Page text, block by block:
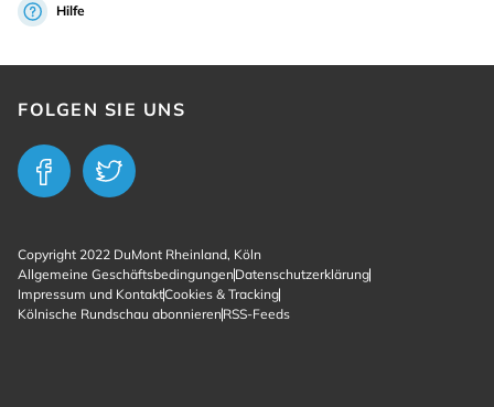
Hilfe
FOLGEN SIE UNS
Copyright 2022 DuMont Rheinland, Köln
Allgemeine GeschäftsbedingungenDatenschutzerklärung
Impressum und KontaktCookies & Tracking
Kölnische Rundschau abonnierenRSS-Feeds